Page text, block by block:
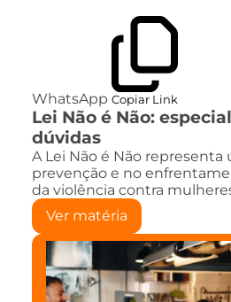
WhatsApp Copiar Link
Lei Não é Não:
dúvidas
A Lei Não é Não representa
prevenção e no
da violência contra
Ver matéria